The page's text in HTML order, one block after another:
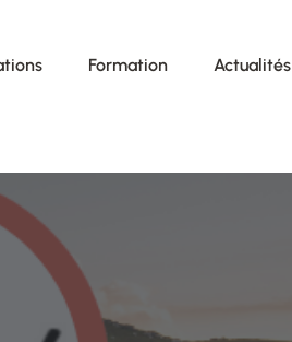
Formation Actualités